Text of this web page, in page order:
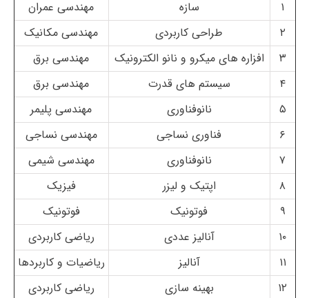
۱ سازه
مهندسی عمران
۲
طراحی کاربردی
مهندسی مکانیک
۳
افزاره های میکرو و نانو الکترونیک
مهندسی برق
۴
سیستم های قدرت
مهندسی برق
۵
نانوفناوری
مهندسی پلیمر
۶
فناوری نساجی
مهندسی نساجی
۷
نانوفناوری
مهندسی شیمی
۸
اپتیک و لیزر
فیزیک
۹
فوتونیک
فوتونیک
۱۰
آنالیز عددی
ریاضی کاربردی
۱۱
آنالیز
ریاضیات و کاربردها
۱۲
بهینه سازی
ریاضی کاربردی